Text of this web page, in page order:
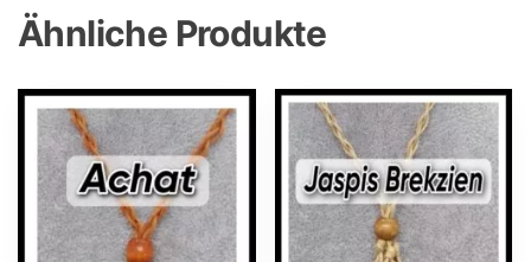
Ähnliche Produkte